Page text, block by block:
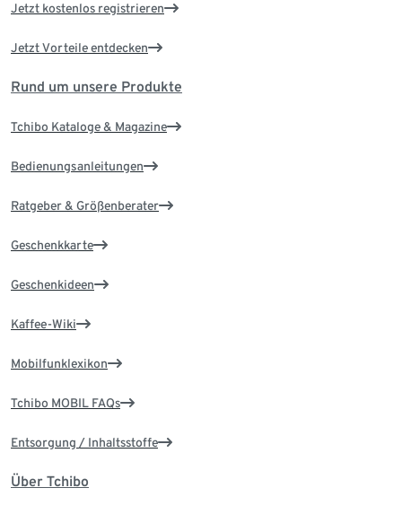
Jetzt kostenlos registrieren
Jetzt Vorteile entdecken
Rund um unsere Produkte
Tchibo Kataloge & Magazine
Bedienungsanleitungen
Ratgeber & Größenberater
Geschenkkarte
Geschenkideen
Kaffee-Wiki
Mobilfunklexikon
Tchibo MOBIL FAQs
Entsorgung / Inhaltsstoffe
Über Tchibo